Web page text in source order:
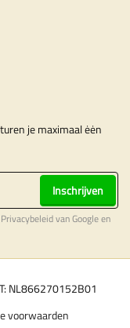
je maximaal ėėn
Inschrijven
Privacybeleidvan Google en
NL866270152B01
voorwaarden